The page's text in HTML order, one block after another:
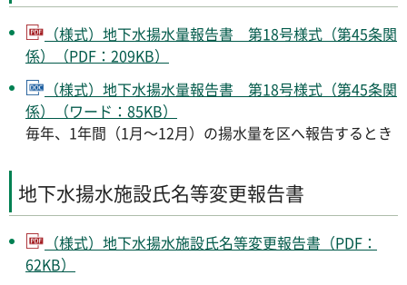
（様式）地下水揚水量報告書 第18号様式（第45条関
係）（PDF：209KB）
（様式）地下水揚水量報告書 第18号様式（第45条関
係）（ワード：85KB）
毎年、1年間（1月～12月）の揚水量を区へ報告するとき
地下水揚水施設氏名等変更報告書
（様式）地下水揚水施設氏名等変更報告書（PDF：
62KB）